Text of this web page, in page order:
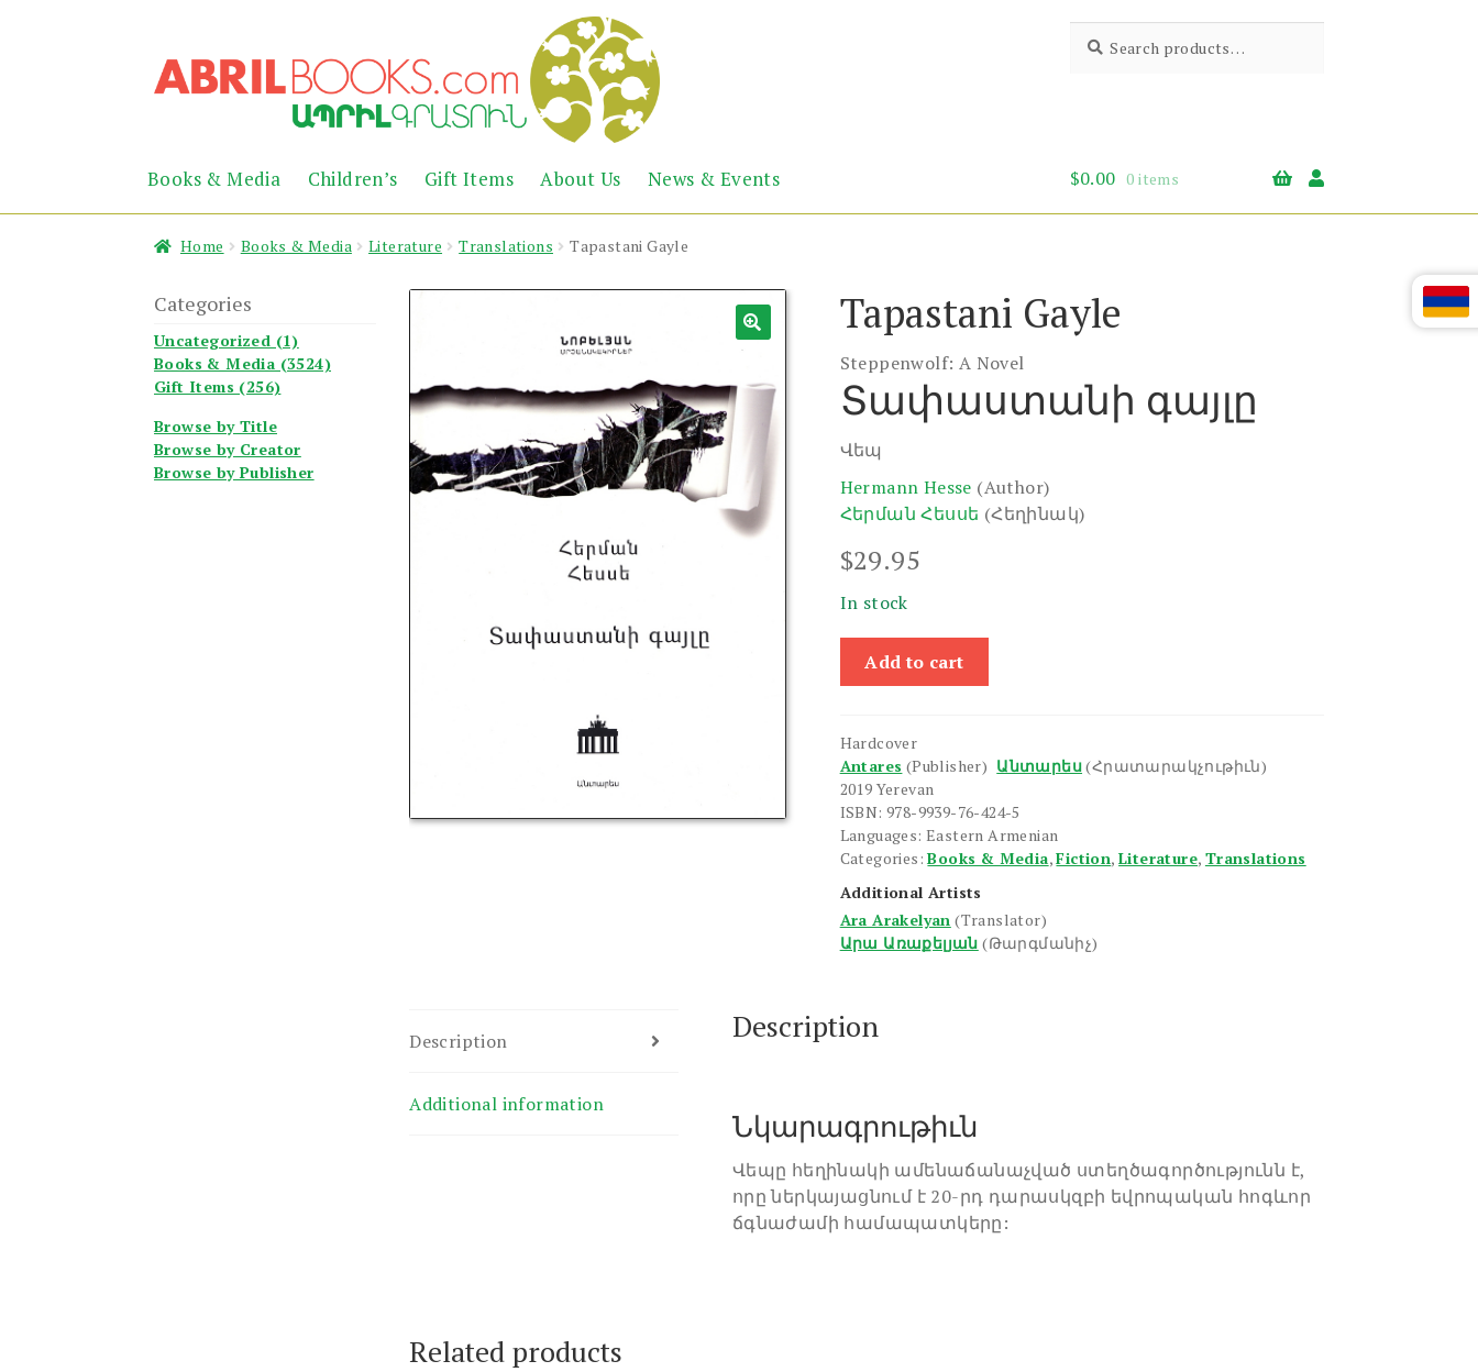
to
navigation
to
content
Abril
Books
the
Armenian
Heritage
for:
Books & Media Children’s Gift Items About Us News & Events $0.00 0 items
Home Books & Media Literature Translations Tapastani Gayle
Tapastani Gayle
Steppenwolf: A Novel
Տափաստանի գայլը
Վեպ
Hermann Hesse (Author)
Հերման Հեսսե (Հեղինակ)
$29.95
In stock
Tapastani
Gayle
Add to cart
Hardcover
Antares (Publisher) Անտարես(Հրատարակչութիւն)
2019 Yerevan
ISBN: 978-9939-76-424-5
Languages: Eastern Armenian
Categories:Books & Media,Fiction,Literature, Translations
Additional Artists
Ara Arakelyan (Translator)
Արա Առաքելյան (Թարգմանիչ)
Description
Additional information
Description
Նկարագրութիւն
Վեպը հեղինակի ամենաճանաչված ստեղծագործությունն է,
որը ներկայացնում է 20-րդ դարասկզբի եվրոպական հոգևոր
ճգնաժամի համապատկերը:
Related products
Categories
Uncategorized (1)
Books & Media (3524)
Gift Items (256)
Browse by Title
Browse by Creator
Browse by Publisher